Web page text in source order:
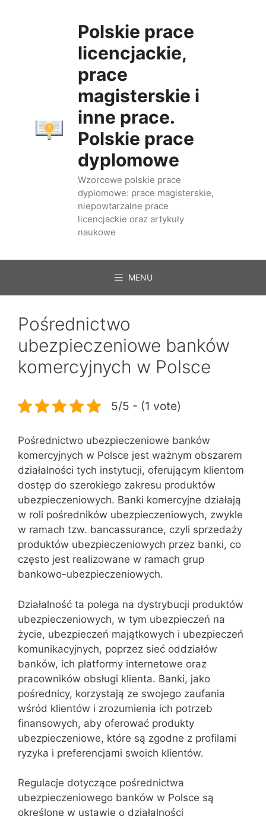
Polskie prace
licencjackie,
prace
magisterskie i
inne prace.
Polskie prace
dyplomowe
Wzorcowe polskie prace
dyplomowe: prace magisterskie,
niepowtarzalne prace
licencjackie oraz artykuły
naukowe
MENU
Pośrednictwo
ubezpieczeniowe banków
komercyjnych w Polsce
5/5 - (1 vote)
Pośrednictwo ubezpieczeniowe banków
komercyjnych w Polsce jest ważnym obszarem
działalności tych instytucji, oferującym klientom
dostęp do szerokiego zakresu produktów
ubezpieczeniowych. Banki komercyjne działają
w roli pośredników ubezpieczeniowych, zwykle
w ramach tzw. bancassurance, czyli sprzedaży
produktów ubezpieczeniowych przez banki, co
często jest realizowane w ramach grup
bankowo-ubezpieczeniowych.
Działalność ta polega na dystrybucji produktów
ubezpieczeniowych, w tym ubezpieczeń na
życie, ubezpieczeń majątkowych i ubezpieczeń
komunikacyjnych, poprzez sieć oddziałów
banków, ich platformy internetowe oraz
pracowników obsługi klienta. Banki, jako
pośrednicy, korzystają ze swojego zaufania
wśród klientów i zrozumienia ich potrzeb
finansowych, aby oferować produkty
ubezpieczeniowe, które są zgodne z profilami
ryzyka i preferencjami swoich klientów.
Regulacje dotyczące pośrednictwa
ubezpieczeniowego banków w Polsce są
określone w ustawie o działalności